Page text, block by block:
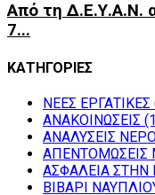
Από τη Δ.Ε.Υ.Α.Ν.
7...
ΚΑΤΗΓΟΡΙΕΣ
NEEΣ ΕΡΓΑΤΙΚΕΣ
ΑΝΑΚΟΙΝΩΣΕΙΣ
ΑΝΑΛΥΣΕΙΣ
ΑΠΕΝΤΟΜΩΣΕΙΣ
ΑΣΦΑΛΕΙΑ ΣΤΗΝ
ΒΙΒΑΡΙ